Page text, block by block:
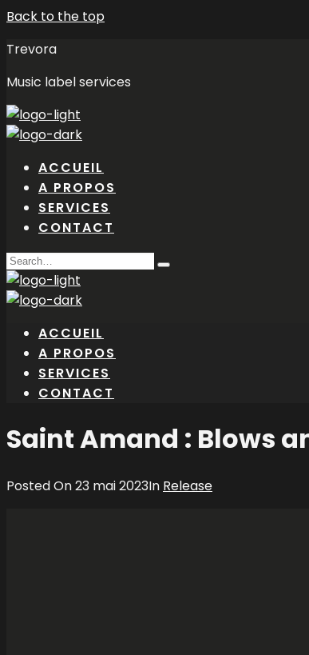
Back to the top
Trevora
Music label services
ACCUEIL
A PROPOS
SERVICES
CONTACT
Search
for:
Type
ACCUEIL
A PROPOS
SERVICES
CONTACT
Saint Amand : Blows
Posted On23 mai 2023In Release